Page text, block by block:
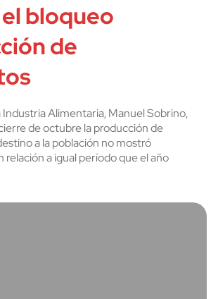
bloqueo
de
Industria Alimentaria, Manuel Sobrino,
de octubre la producción de
a la población no mostró
a igual período que el año